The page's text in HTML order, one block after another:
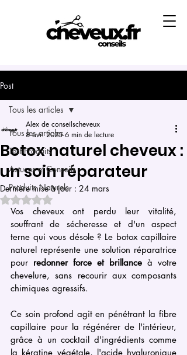
Post
Tous les articles
Test Produits
Astuces et Conseils
Produits Naturels
Tous les articles
Botox naturel cheveux :
un soin réparateur
Alex de conseilscheveux
8 avr. 2025 6 min de lecture
Dernière mise à jour : 24 mars
Noté NaN étoiles sur 5.
Vos cheveux ont perdu leur vitalité,
souffrant de sécheresse et d'un aspect
terne qui vous désole ? Le botox capillaire
naturel représente une solution réparatrice
pour redonner force et brillance à votre
chevelure, sans recourir aux composants
chimiques agressifs.
Ce soin profond agit en pénétrant la fibre
capillaire pour la régénérer de l'intérieur,
grâce à un cocktail d'ingrédients comme
la kératine végétale, l'acide hyaluronique